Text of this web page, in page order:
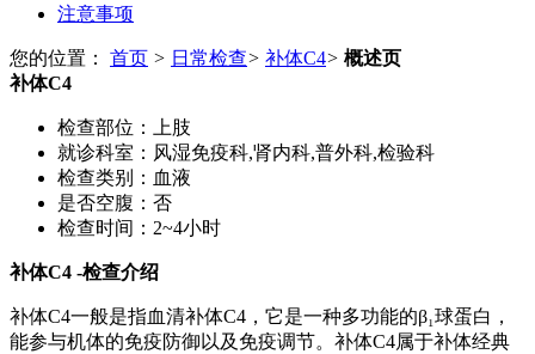
注意事项
您的位置： 首页 > 日常检查> 补体C4> 概述页
补体C4
检查部位：
上肢
就诊科室： 风湿免疫科,肾内科,普外科,检验科
检查类别： 血液
是否空腹： 否
检查时间： 2~4小时
补体C4 -检查介绍
补体C4一般是指血清补体C4，它是一种多功能的β₁球蛋白，
能参与机体的免疫防御以及免疫调节。补体C4属于补体经典